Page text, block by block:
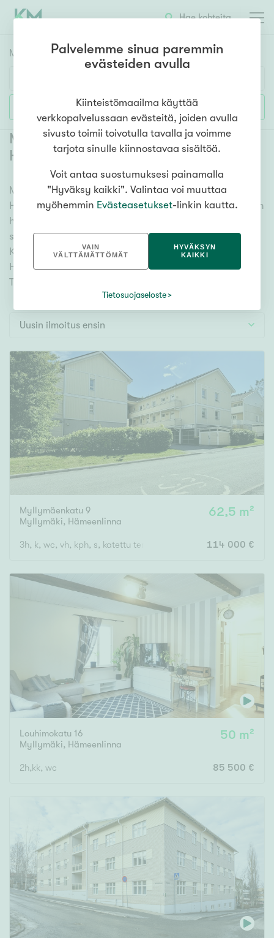
Hae kohteita
Myyntikohteet
Huoneluku
1h 2h 3h 4h 5h+
Asuntotyyppi
Kerros-/luhtitalo
Rivitalo/paritalo
Omakoti-/erillistalo
Maa- tai metsätila
Vapaa-ajan asunto
Muut
Hinta
000 000 €
Pinta-ala
Vain uudiskohteet Ei uudiskohteita
Arvokohteet
Vain arvokohteet
Tyydyttävä
Välttävä
Ominaisuudet
Hissi
Järvi- tai merinäköala
Lisää hakuehtoja
Myytävät kerrostaloasunnot
Hämeenlinna Myllymäki (4)
Meiltä löydät myytävät kerrostaloasunnot
Hämeenlinna Myllymäki kattavasti ja helposti. Kätevän
hakutyökalumme avulla löydät unelmiesi kodin, oli
sitten tähtäimessä sauna, parveke tai merinäköala.
Katso alta kaikki myytävät kerrostaloasunnot
Hämeenlinna Myllymäki ja valitse itsellesi mieleinen!
Tutustu myös videoesittelyihimme!
Uusin ilmoitus ensin
Myllymäenkatu 9
Myllymäki, Hämeenlinna
62,5 m²
3h, k, wc, vh, kph, s, katettu terassi 114 000 €
Louhimokatu 16
Myllymäki, Hämeenlinna
50 m²
2h,kk, wc 85 500 €
Palvelemme sinua paremmin
evästeiden avulla
Kiinteistömaailma käyttää
verkkopalvelussaan evästeitä, joiden avulla
sivusto toimii toivotulla tavalla ja voimme
tarjota sinulle kiinnostavaa sisältöä.
Voit antaa suostumuksesi painamalla
"Hyväksy kaikki". Valintaa voi muuttaa
myöhemmin Evästeasetukset-linkin kautta.
VAIN
VÄLTTÄMÄTTÖMÄT
HYVÄKSYN
KAIKKI
Tietosuojaseloste